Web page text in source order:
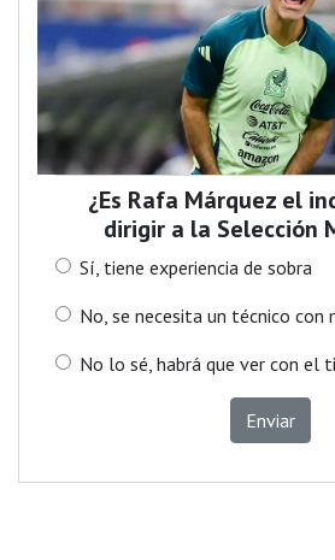
¿Es Rafa Márquez el
dirigir a la Selección
Sí, tiene experiencia de sobra
No, se necesita un técnico con
No lo sé, habrá que ver con el
Enviar